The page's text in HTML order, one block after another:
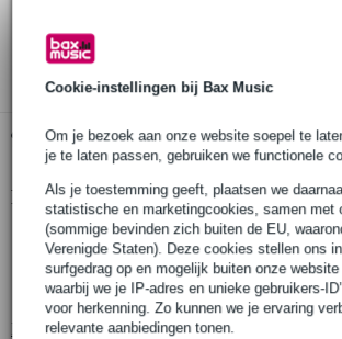
Cookie-instellingen bij Bax Music
Om je bezoek aan onze website soepel te
je te laten passen, gebruiken we functionele
Als je toestemming geeft, plaatsen we
statistische en marketingcookies, samen met
(sommige bevinden zich buiten de EU,
Verenigde Staten). Deze cookies stellen ons
surfgedrag op en mogelijk buiten onze
waarbij we je IP-adres en unieke gebruikers-
voor herkenning. Zo kunnen we je ervaring
relevante aanbiedingen tonen.
3 jaar Bax Music garantie
Gratis ophalen in de winkel
Productinformatie
Nedis SDSD100BK
smartphone- tablet-houder
model: staand
Bekijk alle productspecificaties